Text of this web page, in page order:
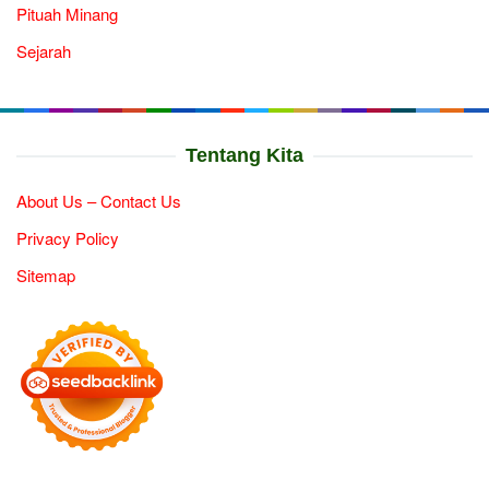
Pituah Minang
Sejarah
Tentang Kita
About Us – Contact Us
Privacy Policy
Sitemap